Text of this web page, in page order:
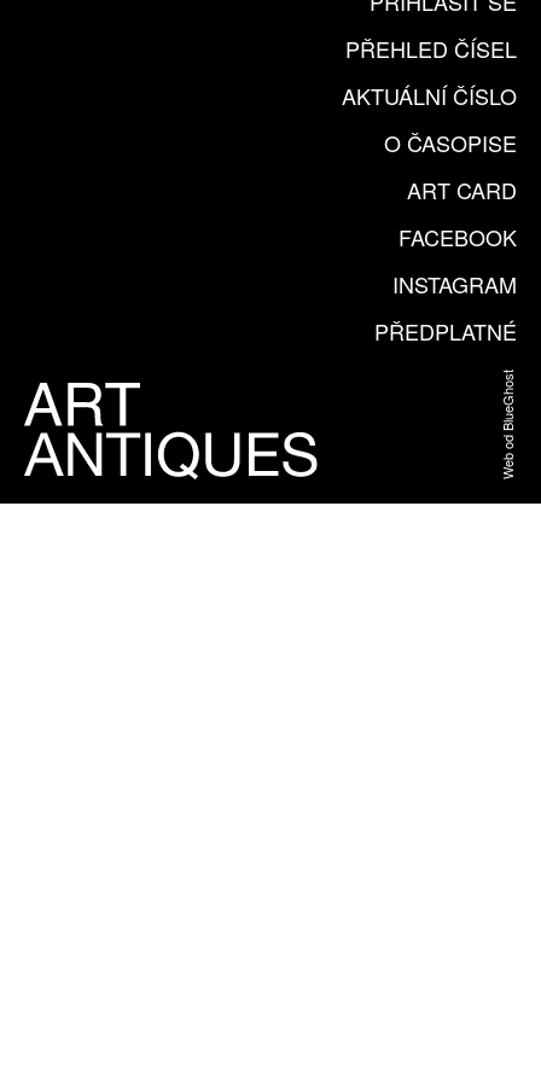
PŘEHLED ČÍSEL
AKTUÁLNÍ ČÍSLO
O ČASOPISE
ART CARD
FACEBOOK
INSTAGRAM
PŘEDPLATNÉ
Web od BlueGhost